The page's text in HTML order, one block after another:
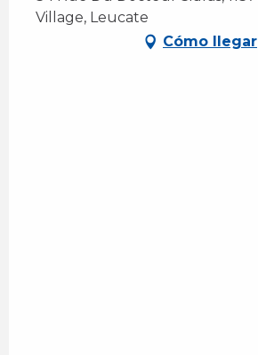
Village, Leucate
Cómo llegar